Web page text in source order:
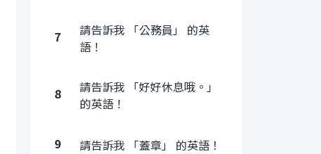
7
請告訴我 「公務員」 的英
語！
8
請告訴我 「好好休息哦。」
的英語！
9 請告訴我 「蓋章」 的英語！